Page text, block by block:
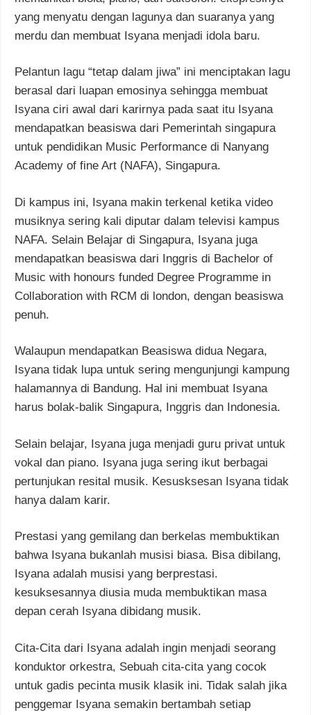
yang menyatu dengan lagunya dan suaranya yang
merdu dan membuat Isyana menjadi idola baru.
Pelantun lagu “tetap dalam jiwa” ini menciptakan lagu
berasal dari luapan emosinya sehingga membuat
Isyana ciri awal dari karirnya pada saat itu Isyana
mendapatkan beasiswa dari Pemerintah singapura
untuk pendidikan Music Performance di Nanyang
Academy of fine Art (NAFA), Singapura.
Di kampus ini, Isyana makin terkenal ketika video
musiknya sering kali diputar dalam televisi kampus
NAFA. Selain Belajar di Singapura, Isyana juga
mendapatkan beasiswa dari Inggris di Bachelor of
Music with honours funded Degree Programme in
Collaboration with RCM di london, dengan beasiswa
penuh.
Walaupun mendapatkan Beasiswa didua Negara,
Isyana tidak lupa untuk sering mengunjungi kampung
halamannya di Bandung. Hal ini membuat Isyana
harus bolak-balik Singapura, Inggris dan Indonesia.
Selain belajar, Isyana juga menjadi guru privat untuk
vokal dan piano. Isyana juga sering ikut berbagai
pertunjukan resital musik. Kesusksesan Isyana tidak
hanya dalam karir.
Prestasi yang gemilang dan berkelas membuktikan
bahwa Isyana bukanlah musisi biasa. Bisa dibilang,
Isyana adalah musisi yang berprestasi.
kesuksesannya diusia muda membuktikan masa
depan cerah Isyana dibidang musik.
Cita-Cita dari Isyana adalah ingin menjadi seorang
konduktor orkestra, Sebuah cita-cita yang cocok
untuk gadis pecinta musik klasik ini. Tidak salah jika
penggemar Isyana semakin bertambah setiap